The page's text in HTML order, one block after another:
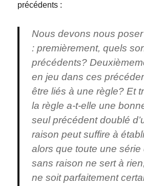
précédents :
Nous devons nous
: premièrement, quels
précédents?
en jeu dans ces
être liés à une règle? Et
la règle a-t-elle une
seul précédent doublé
raison peut suffire à
alors que toute une
sans raison ne sert à
ne soit parfaitement